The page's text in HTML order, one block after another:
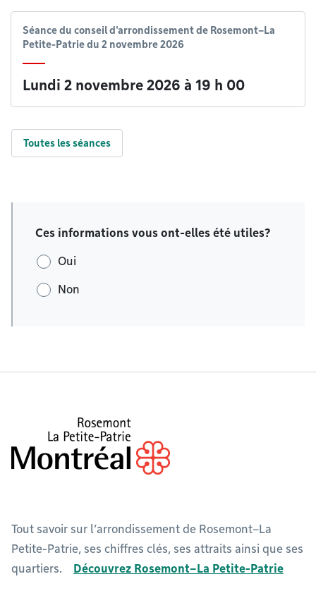
Séance du conseil d'arrondissement de Rosemont–La
Petite-Patrie du 2 novembre 2026
Lundi 2 novembre 2026 à 19 h 00
Toutes les séances
Ces informations vous ont-elles été utiles?
Oui
Non
Tout savoir sur l’arrondissement de Rosemont–La
Petite-Patrie, ses chiffres clés, ses attraits ainsi que ses
quartiers.
Découvrez Rosemont–La Petite-Patrie